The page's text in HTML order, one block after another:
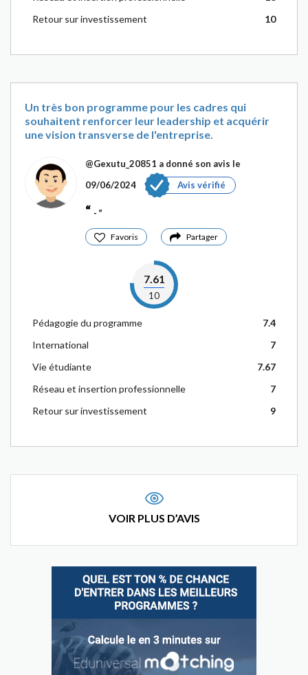
Retour sur investissement
10
Un très bon programme pour les cadres qui
souhaitent renforcer leur leadership et acquérir
une vision transverse de l'entreprise.
@Gexutu_20851 a donné son avis le
09/06/2024
Avis vérifié
-
Favoris Partager
7.61
10
Pédagogie du programme
7.4
International
7
Vie étudiante
7.67
Réseau et insertion professionnelle
7
Retour sur investissement
9
VOIR PLUS D’AVIS